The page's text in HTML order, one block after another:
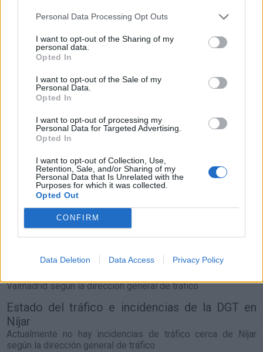
Personal Data Processing Opt Outs
I want to opt-out of the Sharing of my
personal data.
Opted In
I want to opt-out of the Sale of my
Personal Data.
Opted In
I want to opt-out of processing my
Personal Data for Targeted Advertising.
Opted In
I want to opt-out of Collection, Use,
Retention, Sale, and/or Sharing of my
Personal Data that Is Unrelated with the
Purposes for which it was collected.
Opted Out
CONFIRM
Data Deletion Data Access Privacy Policy
Resumen de datos de la ruta entre Valmadrid y
Tipo de
combustible
Precio
por litro
Gasto
Gasolina 95
0,00€ 44l.-
0,00€
61
0,00€
88l.- 0,00€
0,00€
0,00€
0,00€ 44l.-
0,00€
61 l.-
0,00€
88l.- 0,00€
Bio diesel 0,00€ 44l.-61l.-88l.- 0,00€
Valmadrid
Valmadridsegún la dirección general de tráfico
Estado del tráfico e incidencias de la DGT en
Níjar
Actualmente no hay incidencias de tráfico cerca de
Níjar
según la dirección general de tráfico